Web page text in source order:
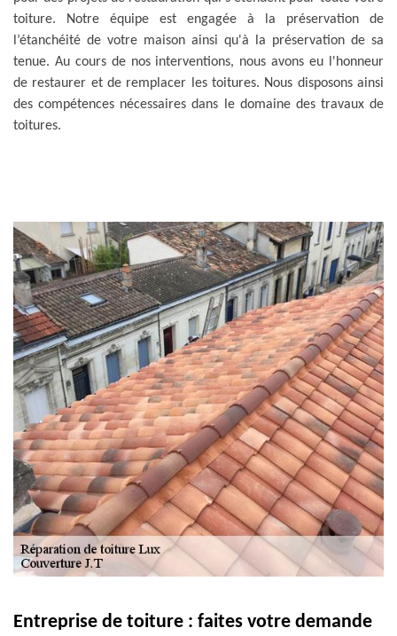
toiture. Notre équipe est engagée à la préservation de
l’étanchéité de votre maison ainsi qu'à la préservation de sa
tenue. Au cours de nos interventions, nous avons eu l'honneur
de restaurer et de remplacer les toitures. Nous disposons ainsi
des compétences nécessaires dans le domaine des travaux de
toitures.
Entreprise de toiture : faites votre demande